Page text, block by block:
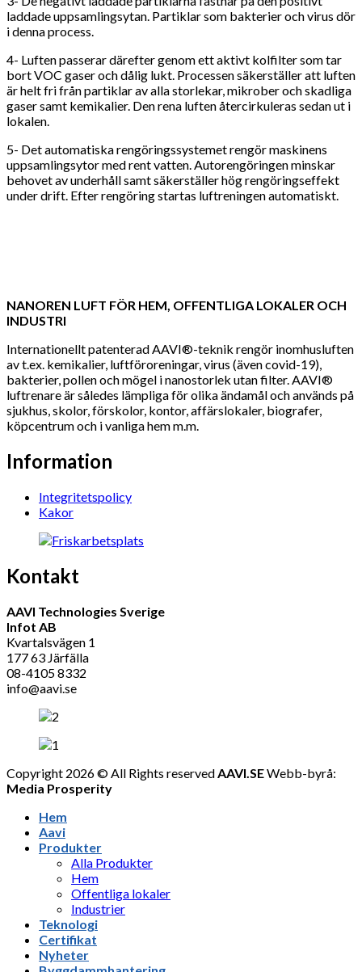
laddade uppsamlingsytan. Partiklar som bakterier och virus dör
i denna process.
4- Luften passerar därefter genom ett aktivt kolfilter som tar
bort VOC gaser och dålig lukt. Processen säkerställer att luften
är helt fri från partiklar av alla storlekar, mikrober och skadliga
gaser samt kemikalier. Den rena luften återcirkuleras sedan ut i
lokalen.
5- Det automatiska rengöringssystemet rengör maskinens
uppsamlingsytor med rent vatten. Autorengöringen minskar
behovet av underhåll samt säkerställer hög rengöringseffekt
under drift. Efter rengöring startas luftreningen automatiskt.
NANOREN LUFT FÖR HEM, OFFENTLIGA LOKALER OCH
INDUSTRI
Internationellt patenterad AAVI®-teknik rengör inomhusluften
av t.ex. kemikalier, luftföroreningar, virus (även covid-19),
bakterier, pollen och mögel i nanostorlek utan filter. AAVI®
luftrenare är således lämpliga för olika ändamål och används på
sjukhus, skolor, förskolor, kontor, affärslokaler, biografer,
köpcentrum och i vanliga hem m.m.
Information
Integritetspolicy
Kakor
Kontakt
AAVI Technologies Sverige
Infot AB
Kvartalsvägen 1
177 63 Järfälla
08-4105 8332
info@aavi.se
Copyright 2026 © All Rights reserved AAVI.SEWebb-byrå:
Media Prosperity
Hem
Aavi
Produkter
Alla Produkter
Hem
Offentliga lokaler
Industrier
Teknologi
Certifikat
Nyheter